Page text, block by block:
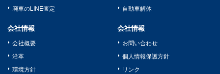
廃車のLINE査定
自動車解体
会社情報
会社概要
沿革
環境方針
会社情報
お問い合わせ
個人情報保護方針
リンク